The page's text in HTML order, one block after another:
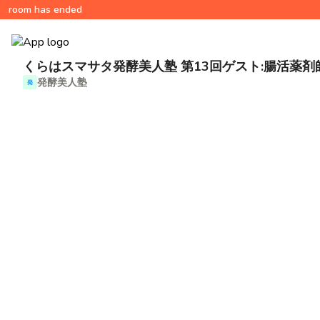
room has ended
くらはスマサタ発酵美人塾 第13回ゲスト:腸活薬
発 発酵美人塾